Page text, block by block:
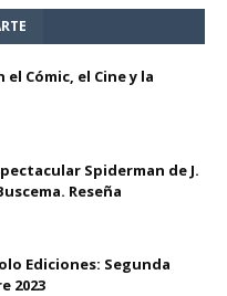
Cómic, el Cine y la
Spiderman de J.
Reseña
Ediciones: Segunda
2023